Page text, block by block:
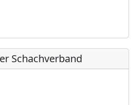
Schachverband